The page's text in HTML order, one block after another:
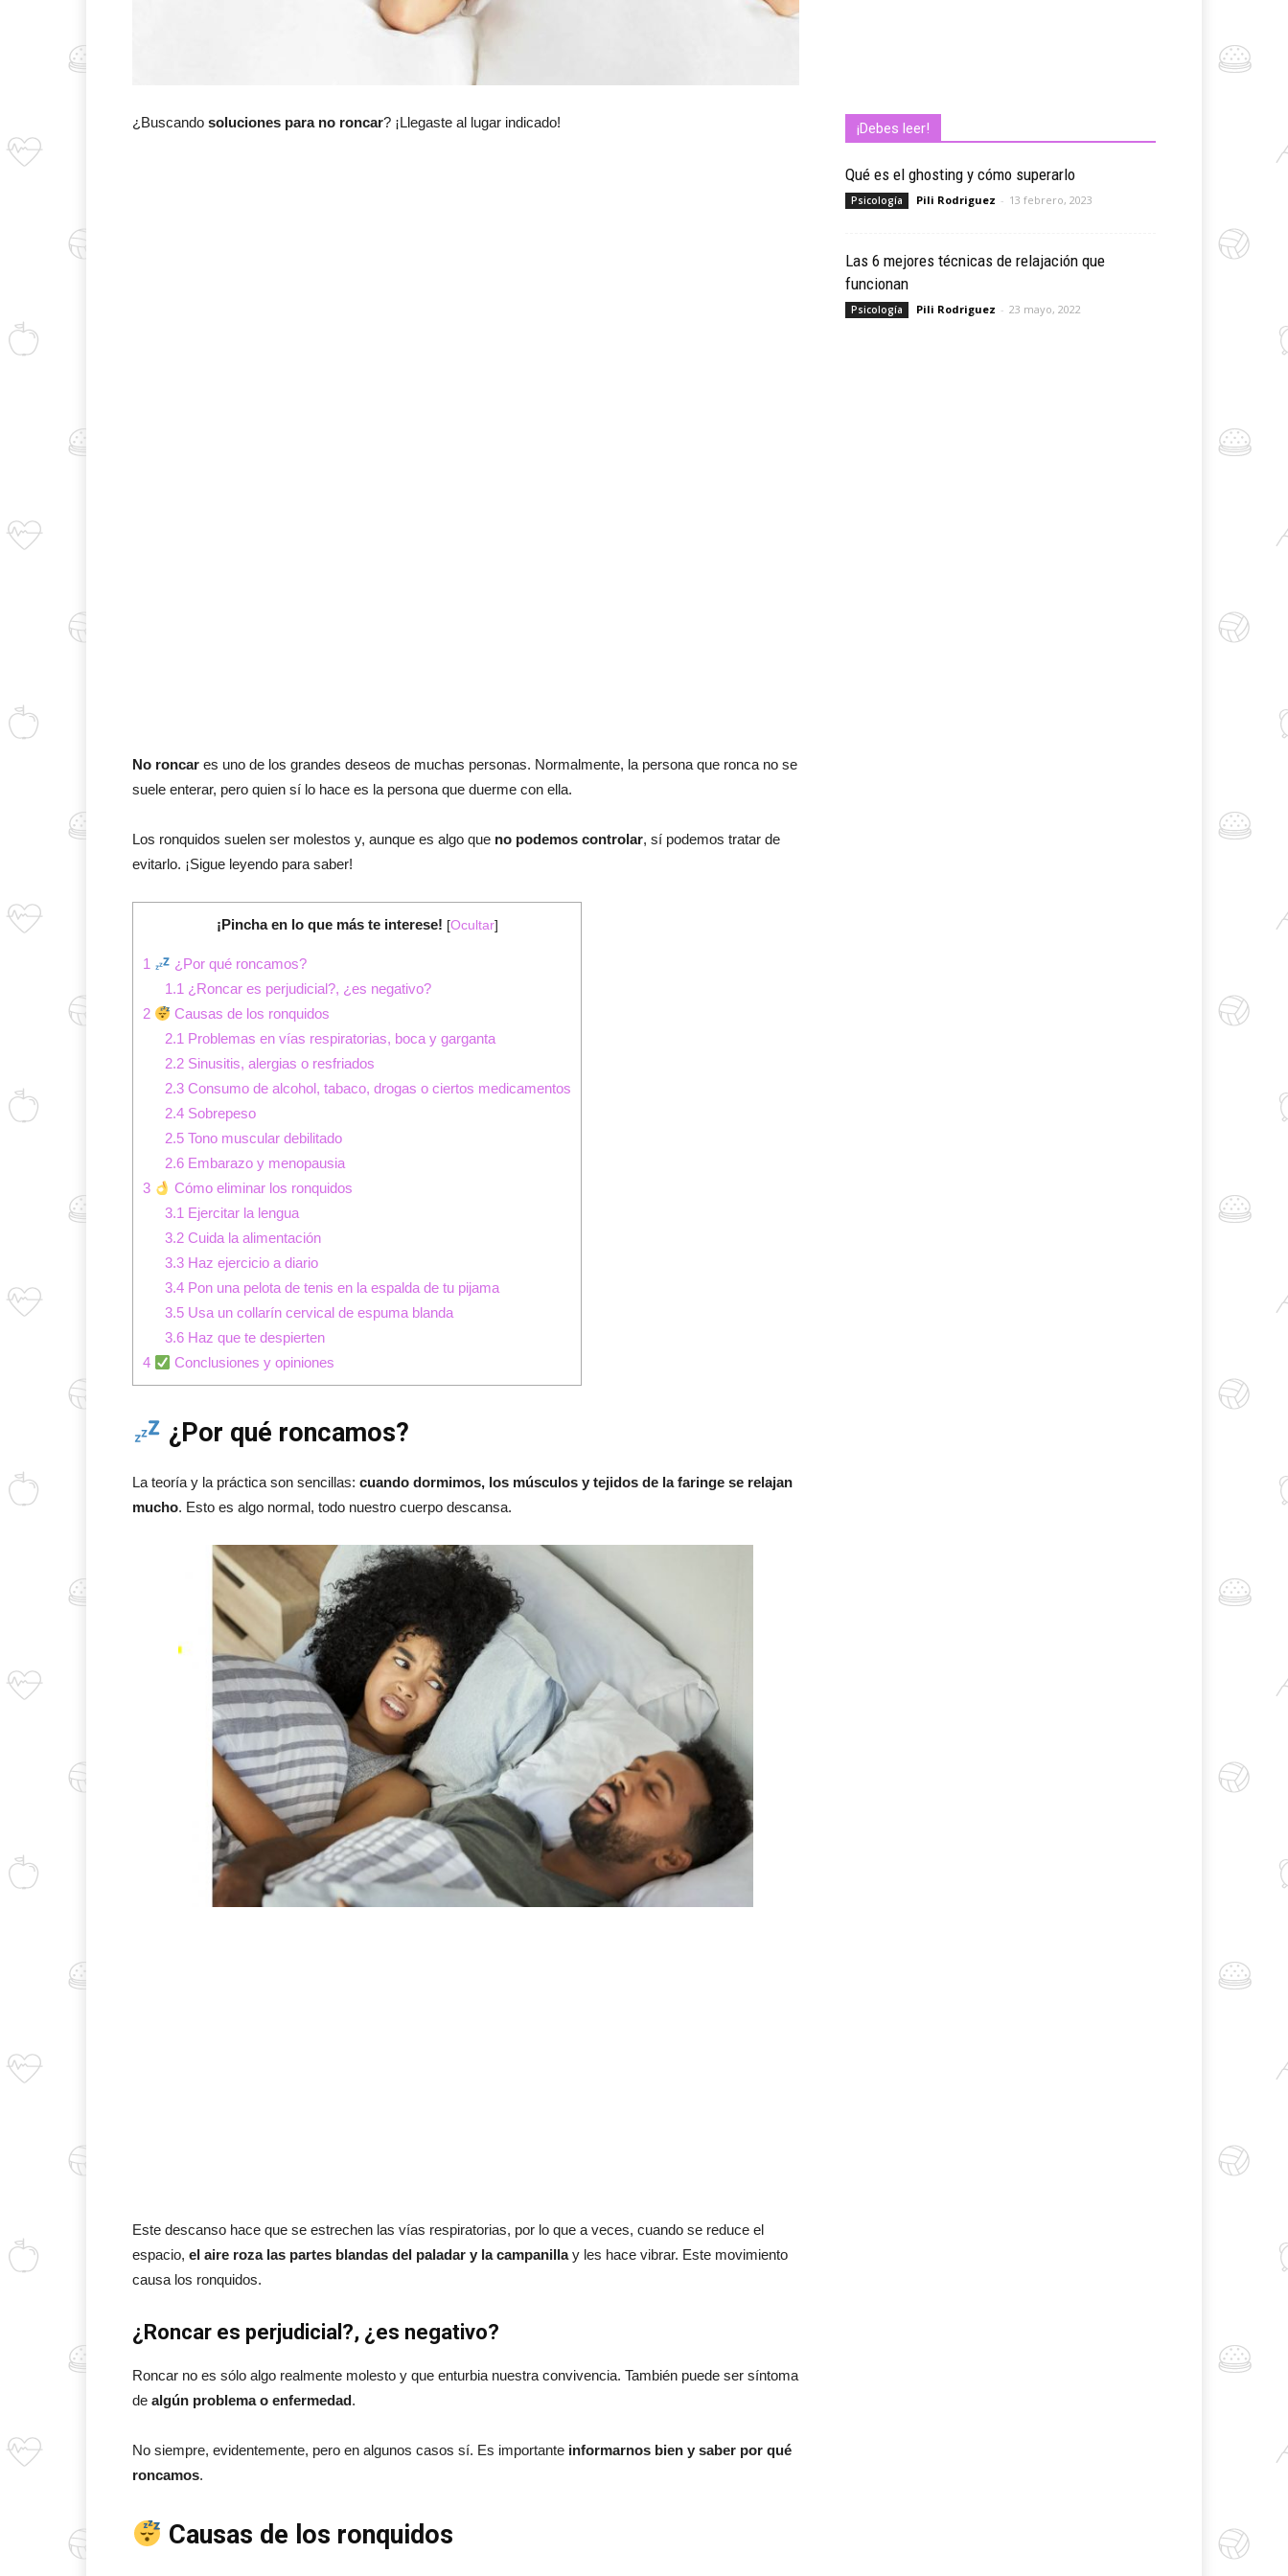
Cuídate
¿Buscando soluciones para no roncar? ¡Llegaste al lugar indicado!
No roncar es uno de los grandes deseos de muchas personas. Normalmente, la persona que ronca no se
suele enterar, pero quien sí lo hace es la persona que duerme con ella.
Los ronquidos suelen ser molestos y, aunque es algo que no podemos controlar, sí podemos tratar de
evitarlo. ¡Sigue leyendo para saber!
¡Pincha en lo que más te interese! [Ocultar]
1
¿Por qué roncamos?
1.1 ¿Roncar es perjudicial?, ¿es negativo?
2
Causas de los ronquidos
2.1 Problemas en vías respiratorias, boca y garganta
2.2Sinusitis, alergias o resfriados
2.3Consumo de alcohol, tabaco, drogas o ciertos medicamentos
2.4Sobrepeso
2.5Tono muscular debilitado
2.6Embarazo y menopausia
3
Cómo eliminar los ronquidos
3.1 Ejercitar la lengua
3.2Cuida la alimentación
3.3Haz ejercicio a diario
3.4Pon una pelota de tenis en la espalda de tu pijama
3.5Usa un collarín cervical de espuma blanda
3.6Haz que te despierten
4
Conclusiones y opiniones
¿Por qué roncamos?
La teoría y la práctica son sencillas: cuando dormimos, los músculos y tejidos de la faringe se relajan
mucho. Esto es algo normal, todo nuestro cuerpo descansa.
Este descanso hace que se estrechen las vías respiratorias, por lo que a veces, cuando se reduce el
espacio, el aire roza las partes blandas del paladar y la campanillay les hace vibrar. Este movimiento
causa los ronquidos.
¿Roncar es perjudicial?, ¿es negativo?
Roncar no es sólo algo realmente molesto y que enturbia nuestra convivencia. También puede ser síntoma
de algún problema o enfermedad.
No siempre, evidentemente, pero en algunos casos sí. Es importante informarnos bien y saber por qué
roncamos.
Causas de los ronquidos
¡Debes leer!
Qué es el ghosting y cómo superarlo
Psicología Pili Rodriguez - 13 febrero, 2023
Las 6 mejores técnicas de relajación que
funcionan
Psicología Pili Rodriguez - 23 mayo, 2022